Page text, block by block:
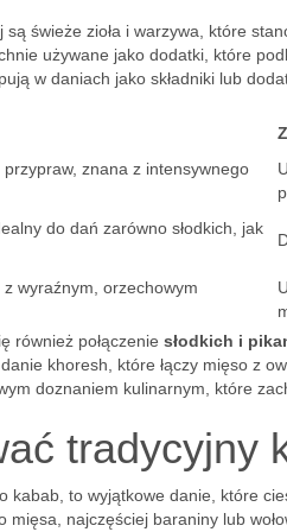
świeże zioła i warzywa, które
używane jako dodatki, które
w daniach jako składniki lub
znana z intensywnego
do dań zarówno słodkich, jak
wyraźnym, orzechowym
również połączenie słodkich i
khoresh, które łączy mięso z
doznaniem kulinarnym, które
tradycyjny
kabab, to wyjątkowe danie, które
mięsa, najczęściej baraniny lub